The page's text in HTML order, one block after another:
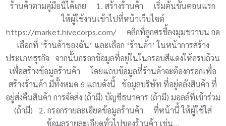
ร้านค้าตามคู่มือนี้ได้เลย 1. สร้างร้านค้า เริ่มต้นขั้นตอนแรก
ให้ผู้ใช้งานเข้าไปที่หน้าเว็บไซต์
https://market.hivecorps.com/ คลิกที่ลูกศรชี้ลงมุมขวาบน กด
เลือกที่ ‘ร้านค้าของฉัน’ และเลือก ‘ร้านค้า’ ในหน้าการสร้าง
ประเภทธุรกิจ จากนั้นกรอกข้อมูลที่อยู่ในในกรอบสีแดงให้ครบถ้วน
เพื่อสร้างข้อมูลร้านค้า โดยแถบข้อมูลที่ร้านค้าจะต้องกรอกเพื่อ
สร้างร้านค้า มีทั้งหมด 6 แถบดังนี้ ข้อมูลบริษัท ที่อยู่คลังสินค้า ที่
อยู่ส่งคืนสินค้า การจัดส่ง (ถ้ามี) บัญชีธนาคาร (ถ้ามี) มอลล์ที่เข้าร่วม
(ถ้ามี) 2. กรอกรายละเอียดข้อมูลร้านค้า ที่หน้านี้ ให้ผู้ใช้ใส่
ข้อมูลรายละเอียดทั่วไปของร้านค้า เช่น…